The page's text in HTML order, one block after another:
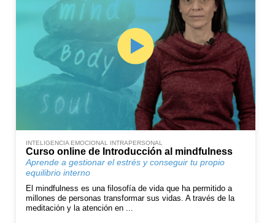
INTELIGENCIA EMOCIONAL INTRAPERSONAL
Curso online de Introducción al mindfulness
Aprende a gestionar el estrés y conseguir tu propio
equilibrio interno
El mindfulness es una filosofía de vida que ha permitido a
millones de personas transformar sus vidas. A través de la
meditación y la atención en ...